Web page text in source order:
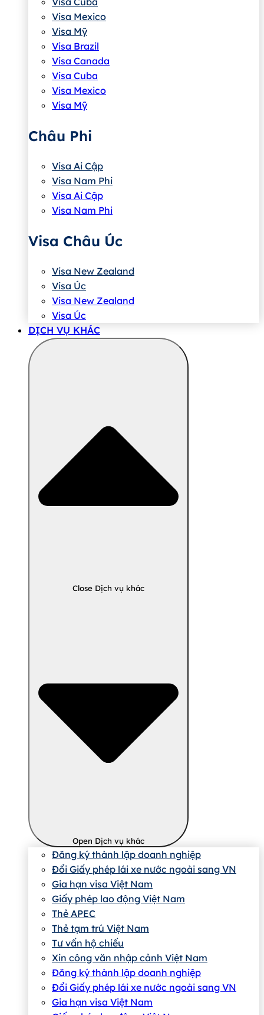
Visa Mexico
Visa Mỹ
Visa Brazil
Visa Canada
Visa Cuba
Visa Mexico
Visa Mỹ
Châu Phi
Visa Ai Cập
Visa Nam Phi
Visa Ai Cập
Visa Nam Phi
Visa Châu Úc
Visa New Zealand
Visa Úc
Visa New Zealand
Visa Úc
DỊCH VỤ KHÁC
Close Dịch vụ khác
Open Dịch vụ khác
Đăng ký thành lập doanh nghiệp
Đổi Giấy phép lái xe nước ngoài sang VN
Gia hạn visa Việt Nam
Giấy phép lao động Việt Nam
Thẻ APEC
Thẻ tạm trú Việt Nam
Tư vấn hộ chiếu
Xin công văn nhập cảnh Việt Nam
Đăng ký thành lập doanh nghiệp
Đổi Giấy phép lái xe nước ngoài sang VN
Gia hạn visa Việt Nam